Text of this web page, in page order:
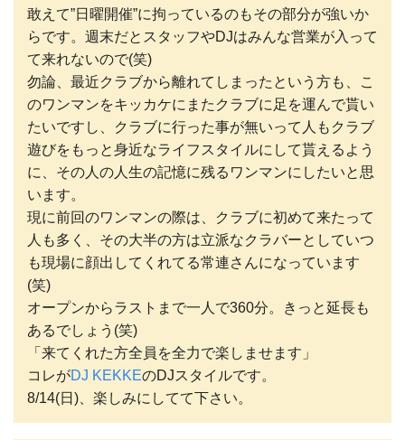
敢えて”日曜開催”に拘っているのもその部分が強いか
らです。週末だとスタッフやDJはみんな営業が入って
て来れないので(笑)
勿論、最近クラブから離れてしまったという方も、こ
のワンマンをキッカケにまたクラブに足を運んで貰い
たいですし、クラブに行った事が無いって人もクラブ
遊びをもっと身近なライフスタイルにして貰えるよう
に、その人の人生の記憶に残るワンマンにしたいと思
います。
現に前回のワンマンの際は、クラブに初めて来たって
人も多く、その大半の方は立派なクラバーとしていつ
も現場に顔出してくれてる常連さんになっています
(笑)
オープンからラストまで一人で360分。きっと延長も
あるでしょう(笑)
「来てくれた方全員を全力で楽しませます」
コレがDJ KEKKEのDJスタイルです。
8/14(日)、楽しみにしてて下さい。